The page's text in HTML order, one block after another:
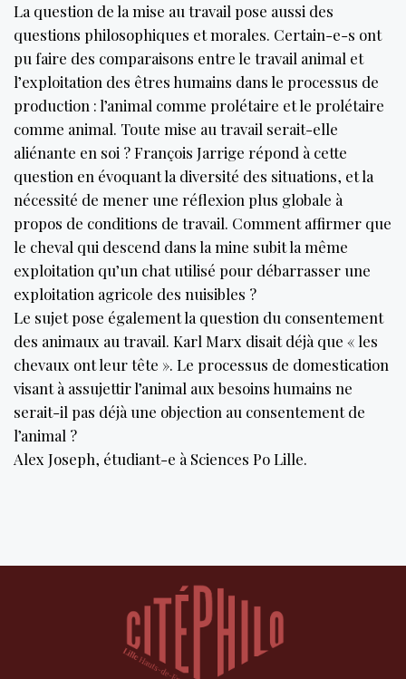
La question de la mise au travail pose aussi des
questions philosophiques et morales. Certain-e-s ont
pu faire des comparaisons entre le travail animal et
l’exploitation des êtres humains dans le processus de
production : l’animal comme prolétaire et le prolétaire
comme animal. Toute mise au travail serait-elle
aliénante en soi ? François Jarrige répond à cette
question en évoquant la diversité des situations, et la
nécessité de mener une réflexion plus globale à
propos de conditions de travail. Comment affirmer que
le cheval qui descend dans la mine subit la même
exploitation qu’un chat utilisé pour débarrasser une
exploitation agricole des nuisibles ?
Le sujet pose également la question du consentement
des animaux au travail. Karl Marx disait déjà que « les
chevaux ont leur tête ». Le processus de domestication
visant à assujettir l’animal aux besoins humains ne
serait-il pas déjà une objection au consentement de
l’animal ?
Alex Joseph, étudiant-e à Sciences Po Lille.